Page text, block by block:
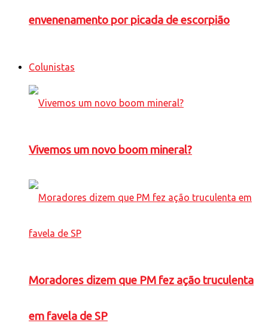
envenenamento por picada de escorpião
Colunistas
Vivemos um novo boom mineral?
Moradores dizem que PM fez ação truculenta
em favela de SP